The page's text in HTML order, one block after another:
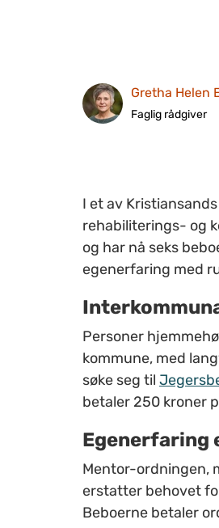
Gretha Helen
Faglig rådgiver
I et av
rehabiliterings- og
og har nå seks
egenerfaring med
Personer
kommune, med
søke seg til
betaler 250 kroner
Egenerfaring
Mentor-ordningen,
erstatter behovet
Beboerne betaler